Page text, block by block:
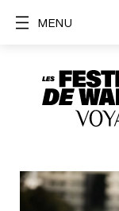
MENU